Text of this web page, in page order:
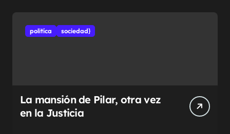
politíca sociedad}
La mansión de Pilar, otra vez
en la Justicia